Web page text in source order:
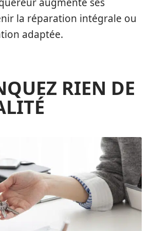
la réparation intégrale ou
adaptée.
RIEN DE